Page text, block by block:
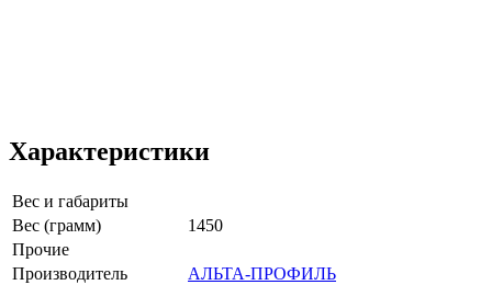
Характеристики
Вес и габариты
Вес (грамм)
1450
Прочие
Производитель
АЛЬТА-ПРОФИЛЬ